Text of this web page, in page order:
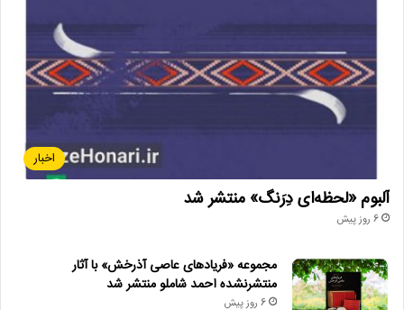
اخبار
آلبوم «لحظه‌ای دِرَنگ» منتشر شد
6 روز پیش
مجموعه «فریادهای عاصی آذرخش» با آثار
منتشرنشده احمد شاملو منتشر شد
6 روز پیش